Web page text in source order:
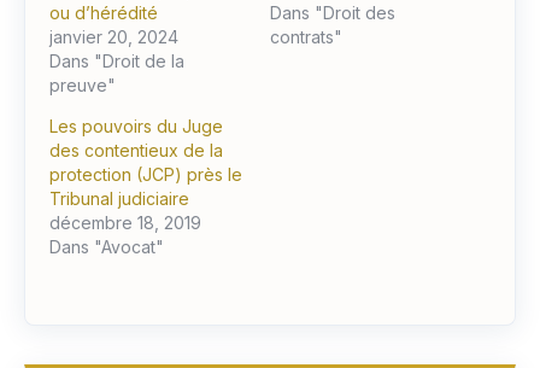
ou d’hérédité
janvier 20, 2024
Dans "Droit de la
preuve"
Dans "Droit des
contrats"
Les pouvoirs du Juge
des contentieux de la
protection (JCP) près le
Tribunal judiciaire
décembre 18, 2019
Dans "Avocat"